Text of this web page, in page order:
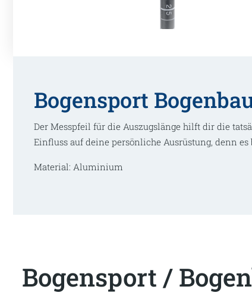
Bogensport
Der Messpfeil für die Auszugslänge hilft dir die
Einfluss auf deine persönliche Ausrüstung, denn
Material: Aluminium
Bogensport /